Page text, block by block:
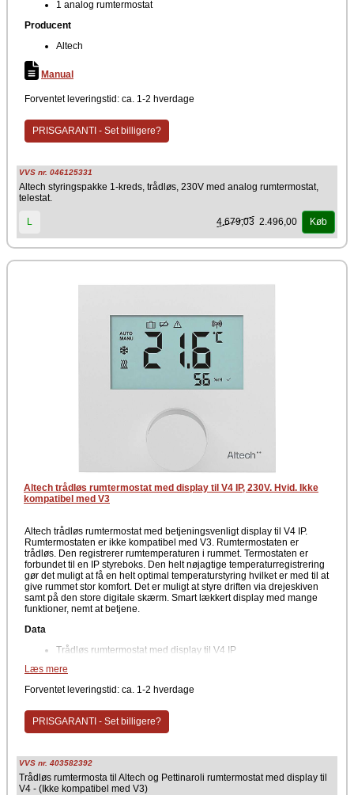
1 analog rumtermostat
Producent
Altech
Manual
Forventet leveringstid: ca. 1-2 hverdage
PRISGARANTI - Set billigere?
VVS nr. 046125331
Altech styringspakke 1-kreds, trådløs, 230V med analog rumtermostat,
telestat.
L 4.679,03 2.496,00 Køb
Altech trådløs rumtermostat med display til V4 IP, 230V. Hvid. Ikke
kompatibel med V3
Altech trådløs rumtermostat med betjeningsvenligt display til V4 IP.
Rumtermostaten er ikke kompatibel med V3. Rumtermostaten er
trådløs. Den registrerer rumtemperaturen i rummet. Termostaten er
forbundet til en IP styreboks. Den helt nøjagtige temperaturregistrering
gør det muligt at få en helt optimal temperaturstyring hvilket er med til at
give rummet stor komfort. Det er muligt at styre driften via drejeskiven
samt på den store digitale skærm. Smart lækkert display med mange
funktioner, nemt at betjene.
Data
Trådløs rumtermostat med display til V4 IP
(Ikke kompatibel med V3)
Farve
Hvid
Producent
Altech
Læs mere
Forventet leveringstid: ca. 1-2 hverdage
PRISGARANTI - Set billigere?
VVS nr. 403582392
Trådløs rumtermosta til Altech og Pettinaroli rumtermostat med display til
V4 - (Ikke kompatibel med V3)